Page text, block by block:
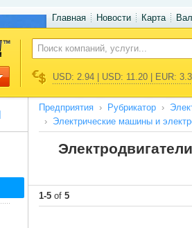
Главная Новости Карта
USD: 2.94 | USD: 11.20 | EUR:
Предприятия Рубрикатор
Электрические машины и
1-5 of 5